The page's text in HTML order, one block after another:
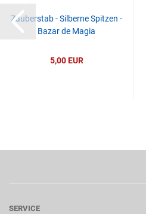
Zauberstab - Silberne Spitzen -
Bazar de Magia
5,00 EUR
SERVICE